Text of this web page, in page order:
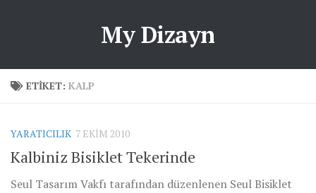
My Dizayn
ETIKET: KALP
YARATICILIK 7 EKIM 2010
Kalbiniz Bisiklet Tekerinde
Seul Tasarım Vakfı tarafından düzenlenen Seul Bisiklet